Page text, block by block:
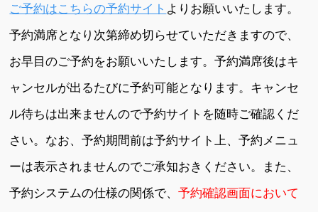
ご予約はこちらの予約サイト よりお願いいたします。
予約満席となり次第締め切らせていただきますので、
お早目のご予約をお願いいたします。予約満席後はキ
ャンセルが出るたびに予約可能となります。キャンセ
ル待ちは出来ませんので予約サイトを随時ご確認くだ
さい。なお、予約期間前は予約サイト上、予約メニュ
ーは表示されませんのでご承知おきください。また、
予約システムの仕様の関係で、予約確認画面において